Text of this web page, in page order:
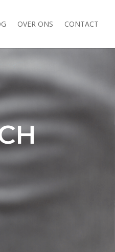
OVER ONS CONTACT